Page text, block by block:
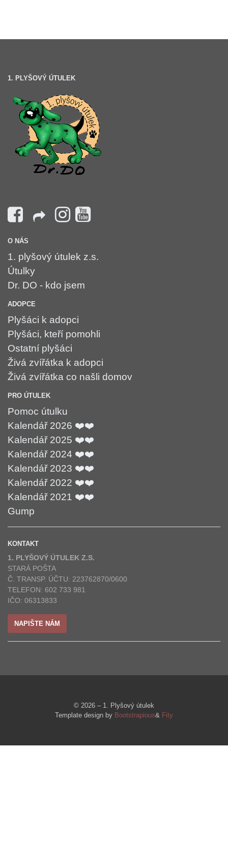
1. PLYŠOVÝ ÚTULEK
O NÁS
1. plyšový útulek z.s.
Útulky
Dr. DO - kdo jsem
ADOPCE
Plyšáci k adopci
Plyšáci, kteří pomohli
Ostatní plyšáci
Živá zvířátka k adopci
Živá zvířátka co našli domov
PRO ÚTULEK
Pomoc útulku
Kalendář 2026 ❤️❤️
Kalendář 2025 ❤️❤️
Kalendář 2024 ❤️❤️
Kalendář 2023 ❤️❤️
Kalendář 2022 ❤️❤️
Kalendář 2021 ❤️❤️
Gump
KONTAKT
1. PLYŠOVÝ ÚTULEK Z.S.
STARÁ POŠTA
Č. TRANSP. ÚČTU: 223762870/0600
TELEFON: 602 733 981
IČO: 06313833
NAPIŠTE NÁM
© 2026 – 1. Plyšový útulek
Template design by Bootstrapious& Fity